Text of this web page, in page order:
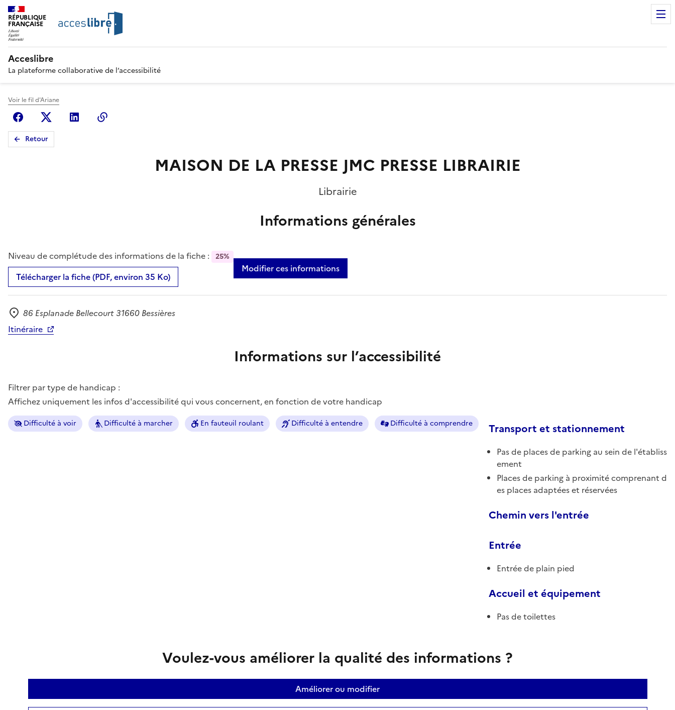
RÉPUBLIQUE
FRANÇAISE
Acceslibre
La plateforme collaborative de l’accessibilité
Voir le fil d'Ariane
FacebookX (anciennement Twitter)
Linkedin
Retour
MAISON DE LA PRESSE JMC PRESSE LIBRAIRIE
Librairie
Informations générales
Niveau de complétude des informations de la fiche : 25%
Télécharger la fiche (PDF, environ 35 Ko)
Modifier ces informations
Adresse
86 Esplanade Bellecourt 31660 Bessières
Itinéraire
Informations sur l’accessibilité
Filtrer par type de handicap :
Affichez uniquement les infos d'accessibilité qui vous concernent, en fonction de votre handicap
Difficulté à voir Difficulté à marcher En fauteuil roulant Difficulté à entendre Difficulté à comprendre Transport et stationnement
Pas de places de parking au sein de l'établiss
ement
Places de parking à proximité comprenant d
es places adaptées et réservées
Chemin vers l'entrée
Entrée
Entrée de plain pied
Accueil et équipement
Pas de toilettes
Voulez-vous améliorer la qualité des informations ?
Améliorer ou modifier